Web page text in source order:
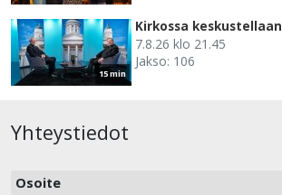
15 min
Kirkossa keskustellaan
7.8.26 klo 21.45
Jakso: 106
Yhteystiedot
Osoite